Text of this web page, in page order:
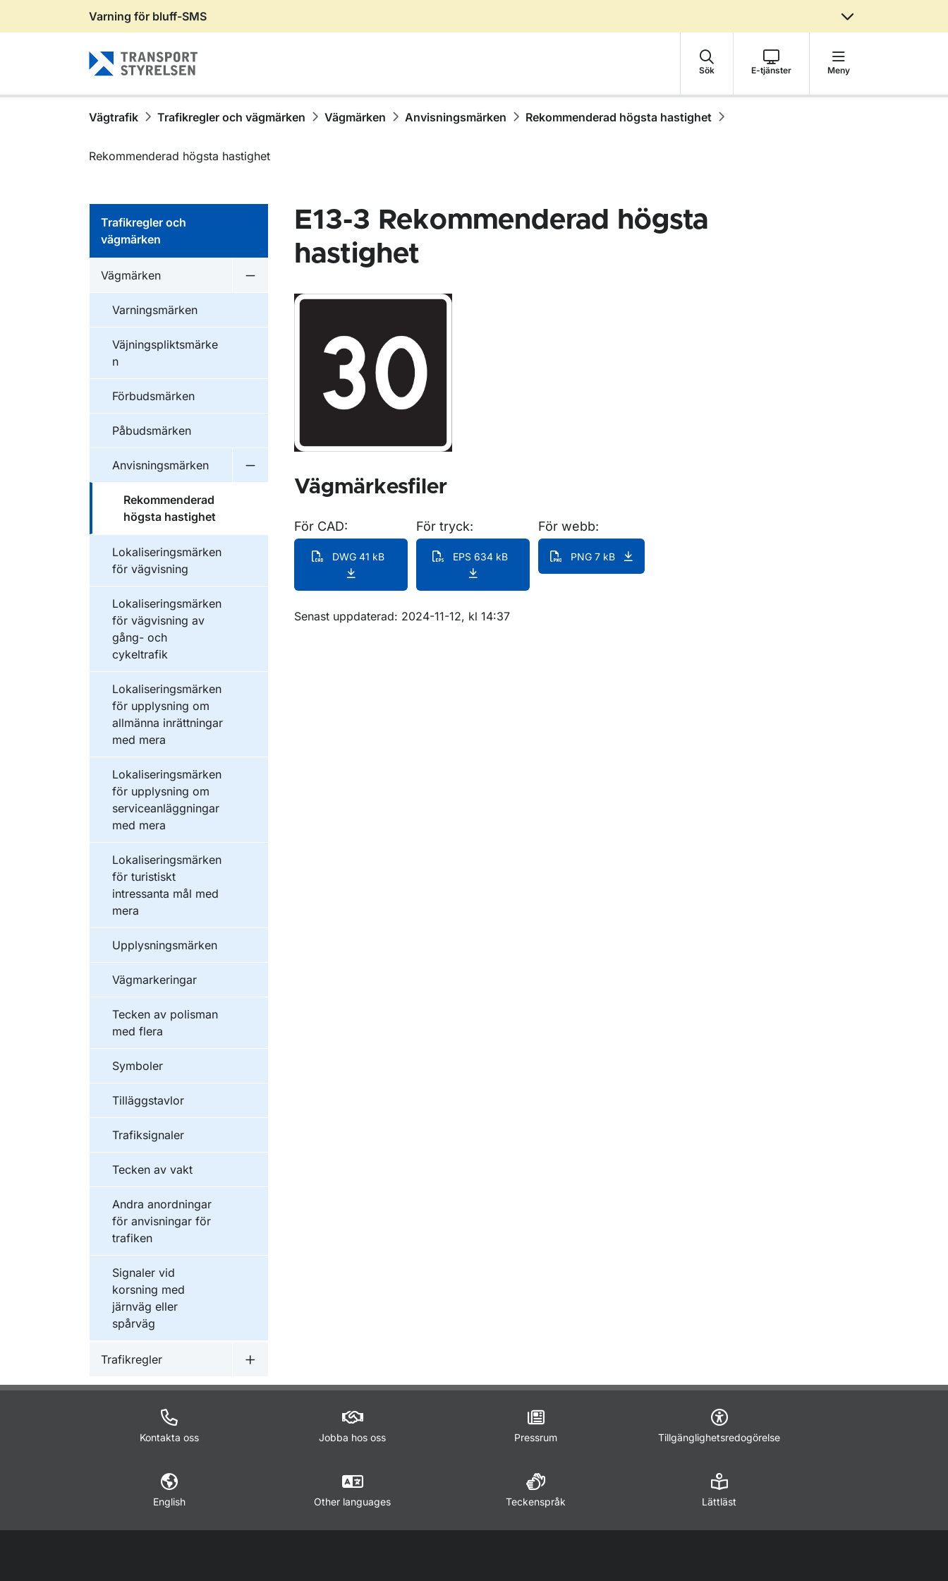
Gå till sidans innehåll
Varning för bluff-SMS
Sök E-tjänster Meny
Vägtrafik Trafikregler och vägmärken Vägmärken Anvisningsmärken Rekommenderad högsta hastighet
Rekommenderad högsta hastighet
Trafikregler och
vägmärken
Vägmärken
Varningsmärken
Väjningspliktsmärke
n
Förbudsmärken
Påbudsmärken
Anvisningsmärken
Rekommenderad
högsta hastighet
Lokaliseringsmärken
för vägvisning
Lokaliseringsmärken
för vägvisning av
gång- och
cykeltrafik
Lokaliseringsmärken
för upplysning om
allmänna inrättningar
med mera
Lokaliseringsmärken
för upplysning om
serviceanläggningar
med mera
Lokaliseringsmärken
för turistiskt
intressanta mål med
mera
Upplysningsmärken
Vägmarkeringar
Tecken av polisman
med flera
Symboler
Tilläggstavlor
Trafiksignaler
Tecken av vakt
Andra anordningar
för anvisningar för
trafiken
Signaler vid
korsning med
järnväg eller
spårväg
Trafikregler
Undermeny för Trafikregler
E13-3 Rekommenderad högsta
hastighet
Vägmärkesfiler
För CAD:
DWG 41 kB
För tryck:
EPS 634 kB
För webb:
PNG 7 kB
Om sidan
Senast uppdaterad: 2024-11-12, kl 14:37
Kontakta oss Jobba hos oss Pressrum Tillgänglighetsredogörelse
English Other languages Teckenspråk Lättläst